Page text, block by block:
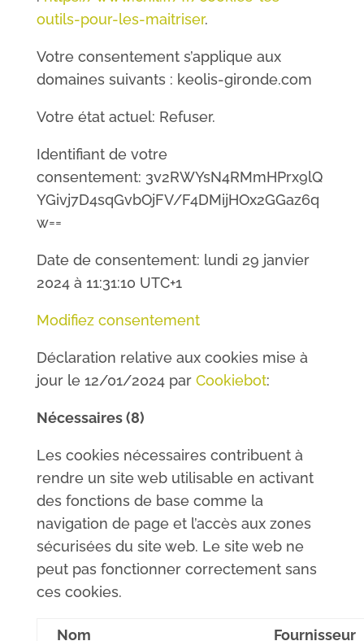
outils-pour-les-maitriser.
Votre consentement s’applique aux
domaines suivants : keolis-gironde.com
Votre état actuel: Refuser.
Identifiant de votre
consentement: 3v2RWYsN4RMmHPrx9lQ
YGivj7D4sqGvbOjFV/F4DMijHOx2GGaz6q
w==
Date de consentement: lundi 29 janvier
2024 à 11:31:10 UTC+1
Modifiez consentement
Déclaration relative aux cookies mise à
jour le 12/01/2024 par Cookiebot:
Nécessaires (8)
Les cookies nécessaires contribuent à
rendre un site web utilisable en activant
des fonctions de base comme la
navigation de page et l’accès aux zones
sécurisées du site web. Le site web ne
peut pas fonctionner correctement sans
ces cookies.
Nom
Fournisseur